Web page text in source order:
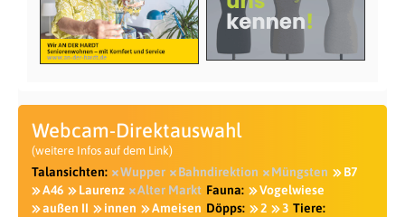
Webcam-Direktauswahl
(weitere Infos auf dem Link)
Talansichten: Wupper Bahndirektion Müngsten
B7
A46
Laurenz Alter Markt Fauna:
Vogelwiese
außen II
innen Ameisen Döpps: 2 3 Tiere: